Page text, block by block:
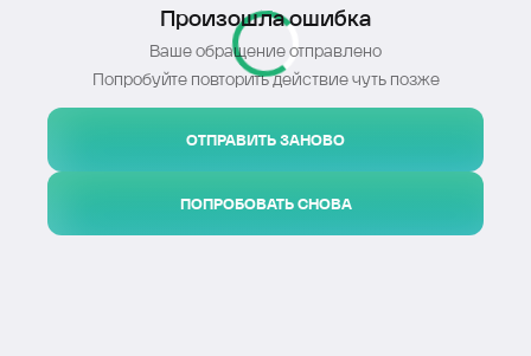
Произошла ошибка
Ваше обращение отправлено
Попробуйте повторить действие чуть позже
ОТПРАВИТЬ ЗАНОВО
ПОПРОБОВАТЬ СНОВА